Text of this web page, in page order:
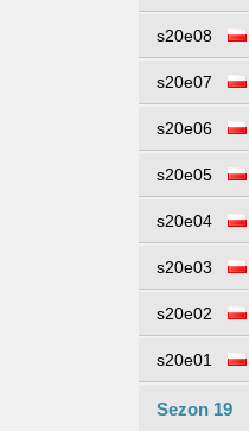
s20e08
s20e07
s20e06
s20e05
s20e04
s20e03
s20e02
s20e01
Sezon 19